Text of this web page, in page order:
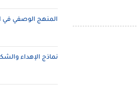
المنهج الوصفي في
نماذج الإهداء